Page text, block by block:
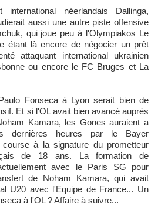
néerlandais Dallinga,
aussi une autre piste offensive
qui joue peu à l'Olympiakos Le
étant là encore de négocier un prêt
attaquant international ukrainien
ou encore le FC Bruges et La
Fonseca à Lyon serait bien de
Et si l'OL avait bien avancé auprès
Kamara, les Gones auraient a
dernières heures par le Bayer
à la signature du prometteur
de 18 ans. La formation de
avec le Paris SG pour
de Noham Kamara, qui avait
U20 avec l'Equipe de France... Un
à l'OL ? Affaire à suivre...